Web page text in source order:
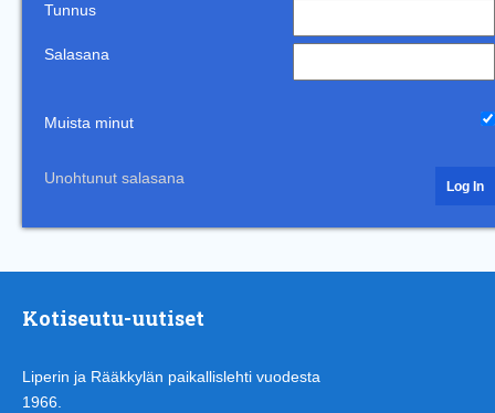
Tunnus
Salasana
Muista minut
Unohtunut salasana
Kotiseutu-uutiset
Liperin ja Rääkkylän paikallislehti vuodesta
1966.